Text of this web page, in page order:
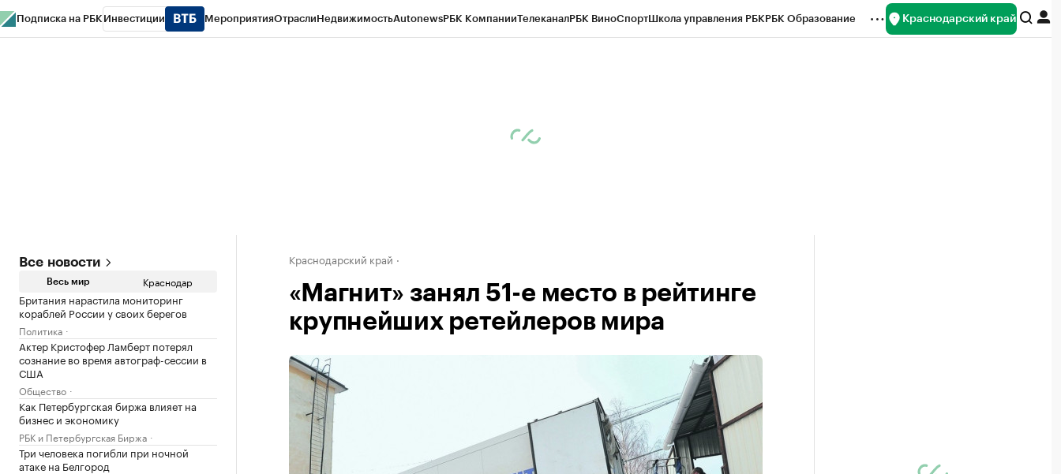
Подписка на РБК Инвестиции МероприятияОтраслиНедвижимостьAutonewsРБК КомпанииТелеканалРБК ВиноСпортШкола управления РБКРБК Образование Краснодарский край
Все новости
Весь мир Краснодар
Британия нарастила мониторинг
кораблей России у своих берегов
Политика
Актер Кристофер Ламберт потерял
сознание во время автограф-сессии в
США
Общество
Как Петербургская биржа влияет на
бизнес и экономику
РБК и Петербургская Биржа
Три человека погибли при ночной
атаке на Белгород
Краснодарский край
«Магнит» занял 51-е место в рейтинге
крупнейших ретейлеров мира